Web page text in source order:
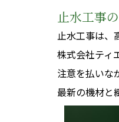
止水工事
止水工事は、
株式会社ティ
注意を払いな
最新の機材と